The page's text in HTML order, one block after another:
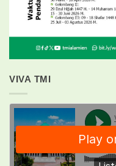
VIVA TMI